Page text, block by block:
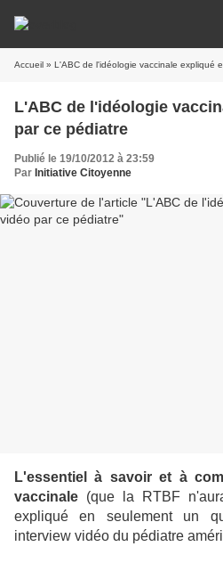
Accueil » L'ABC de l'idéologie vaccinale expliqué
L'ABC de l'idéologie
par ce pédiatre
Publié le 19/10/2012 à 23:59
Par Initiative Citoyenne
L'essentiel à savoir et à
vaccinale (que la RTBF
expliqué en seulement un
interview vidéo du pédiatre